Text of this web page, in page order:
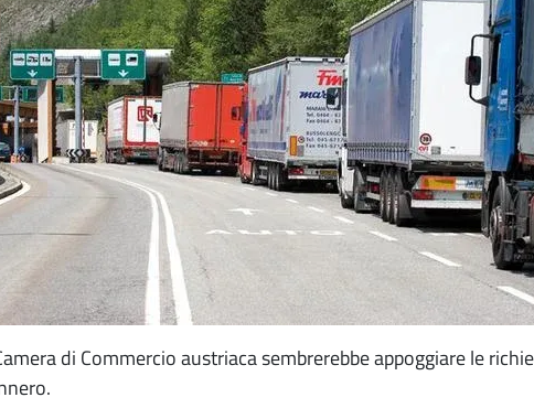
di Commercio austriaca sembrerebbe appoggiare le